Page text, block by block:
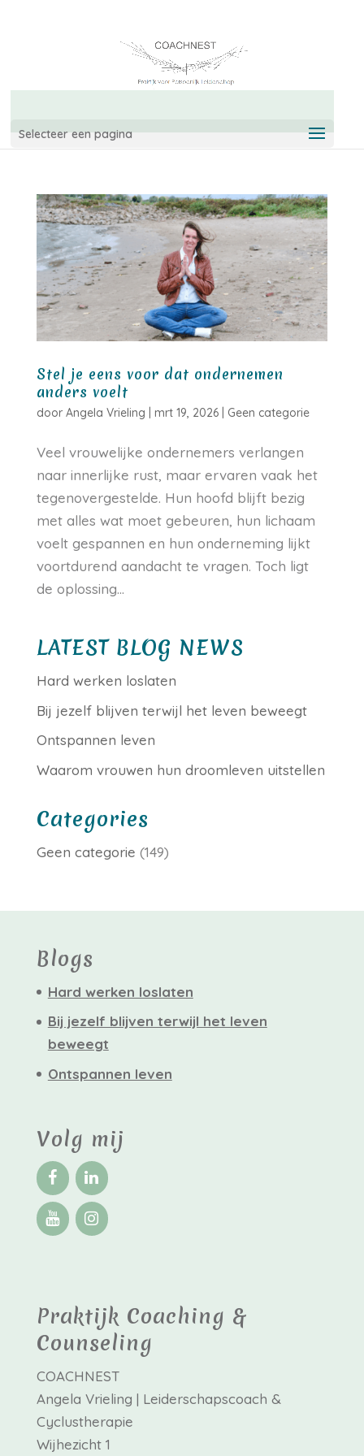
Selecteer een pagina
Stel je eens voor dat ondernemen
anders voelt
door Angela Vrieling mrt 19, 2026| Geen categorie
Veel vrouwelijke ondernemers verlangen
naar innerlijke rust, maar ervaren vaak het
tegenovergestelde. Hun hoofd blijft bezig
met alles wat moet gebeuren, hun lichaam
voelt gespannen en hun onderneming lijkt
voortdurend aandacht te vragen. Toch ligt
de oplossing...
LATEST BLOG NEWS
Hard werken loslaten
Bij jezelf blijven terwijl het leven beweegt
Ontspannen leven
Waarom vrouwen hun droomleven uitstellen
Categories
Geen categorie (149)
Blogs
Hard werken loslaten
Bij jezelf blijven terwijl het leven
beweegt
Ontspannen leven
Volg mij
Praktijk Coaching &
Counseling
COACHNEST
Angela Vrieling | Leiderschapscoach &
Cyclustherapie
Wijhezicht 1